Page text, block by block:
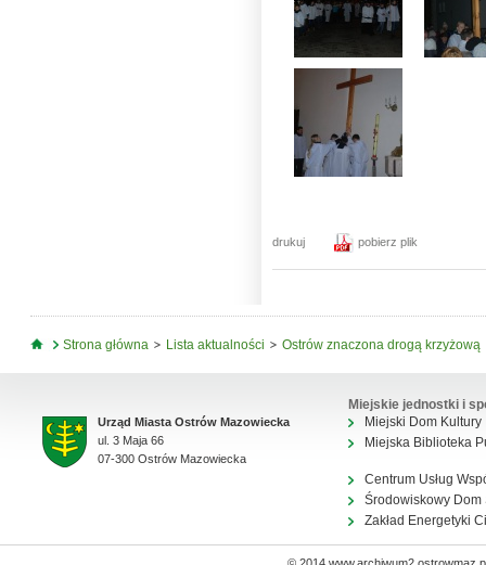
drukuj pobierz plik
Jesteś tutaj
Strona główna Lista aktualności Ostrów znaczona drogą krzyżową
Urząd Miasta Ostrów Mazowiecka
ul. 3 Maja 66
07-300 Ostrów Mazowiecka
Miejskie jednostki i
Miejski Dom Kultury
Miejska Biblioteka
Centrum Usług
Środowiskowy Dom
Zakład Energetyki
© 2014